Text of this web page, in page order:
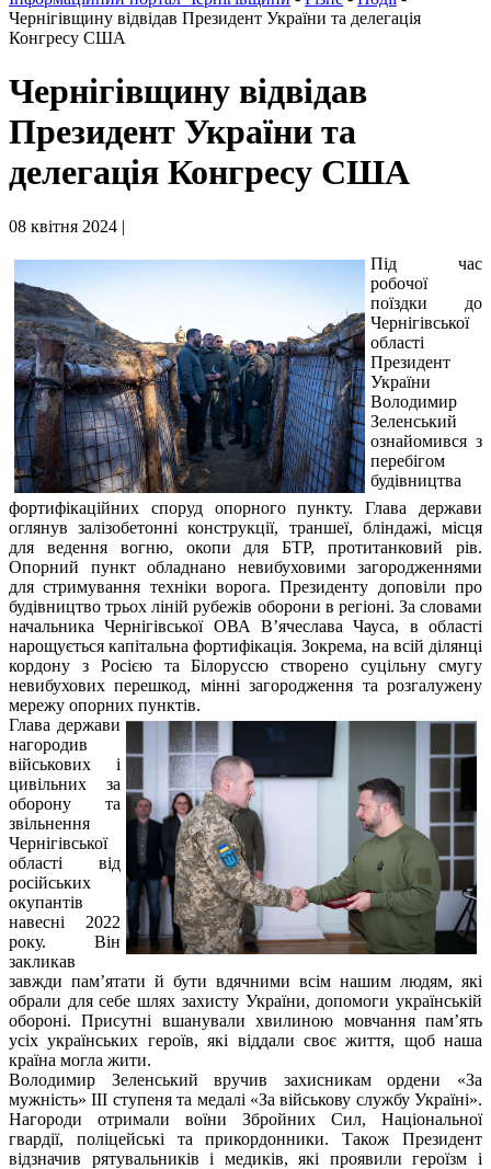
Чернігівщину відвідав Президент України та делегація
Конгресу США
Чернігівщину відвідав
Президент України та
делегація Конгресу США
08 квітня 2024 |
Під час
робочої
поїздки до
Чернігівської
області
Президент
України
Володимир
Зеленський
ознайомився з
перебігом
будівництва
фортифікаційних споруд опорного пункту. Глава держави
оглянув залізобетонні конструкції, траншеї, бліндажі, місця
для ведення вогню, окопи для БТР, протитанковий рів.
Опорний пункт обладнано невибуховими загородженнями
для стримування техніки ворога. Президенту доповіли про
будівництво трьох ліній рубежів оборони в регіоні. За словами
начальника Чернігівської ОВА В’ячеслава Чауса, в області
нарощується капітальна фортифікація. Зокрема, на всій ділянці
кордону з Росією та Білоруссю створено суцільну смугу
невибухових перешкод, мінні загородження та розгалужену
мережу опорних пунктів.
Глава держави
нагородив
військових і
цивільних за
оборону та
звільнення
Чернігівської
області від
російських
окупантів
навесні 2022
року. Він
закликав
завжди пам’ятати й бути вдячними всім нашим людям, які
обрали для себе шлях захисту України, допомоги українській
обороні. Присутні вшанували хвилиною мовчання пам’ять
усіх українських героїв, які віддали своє життя, щоб наша
країна могла жити.
Володимир Зеленський вручив захисникам ордени «За
мужність» ІІІ ступеня та медалі «За військову службу Україні».
Нагороди отримали воїни Збройних Сил, Національної
гвардії, поліцейські та прикордонники. Також Президент
відзначив рятувальників і медиків, які проявили героїзм і